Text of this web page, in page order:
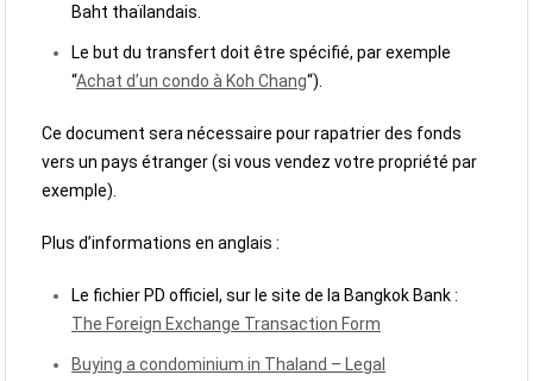
Baht thaïlandais.
Le but du transfert doit être spécifié, par exemple
“Achat d’un condo à Koh Chang“).
Ce document sera nécessaire pour rapatrier des fonds
vers un pays étranger (si vous vendez votre propriété par
exemple).
Plus d’informations en anglais :
Le fichier PD officiel, sur le site de la Bangkok Bank :
The Foreign Exchange Transaction Form
Buying a condominium in Thaland – Legal